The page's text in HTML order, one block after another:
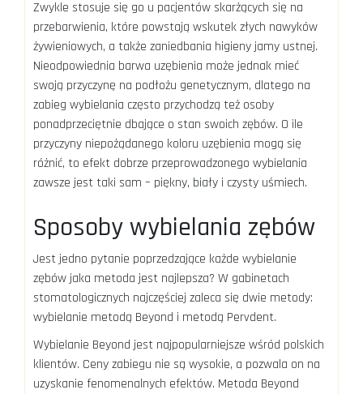
Zwykle stosuje się go u pacjentów skarżących się na
przebarwienia, które powstają wskutek złych nawyków
żywieniowych, a także zaniedbania higieny jamy ustnej.
Nieodpowiednia barwa uzębienia może jednak mieć
swoją przyczynę na podłożu genetycznym, dlatego na
zabieg wybielania często przychodzą też osoby
ponadprzeciętnie dbające o stan swoich zębów. O ile
przyczyny niepożądanego koloru uzębienia mogą się
różnić, to efekt dobrze przeprowadzonego wybielania
zawsze jest taki sam – piękny, biały i czysty uśmiech.
Sposoby wybielania zębów
Jest jedno pytanie poprzedzające każde wybielanie
zębów jaka metoda jest najlepsza? W gabinetach
stomatologicznych najczęściej zaleca się dwie metody:
wybielanie metodą Beyond i metodą Pervdent.
Wybielanie Beyond jest najpopularniejsze wśród polskich
klientów. Ceny zabiegu nie są wysokie, a pozwala on na
uzyskanie fenomenalnych efektów. Metoda Beyond